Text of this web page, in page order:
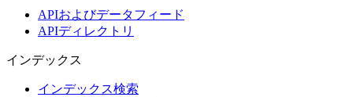
APIおよびデータフィード
APIディレクトリ
インデックス
インデックス検索